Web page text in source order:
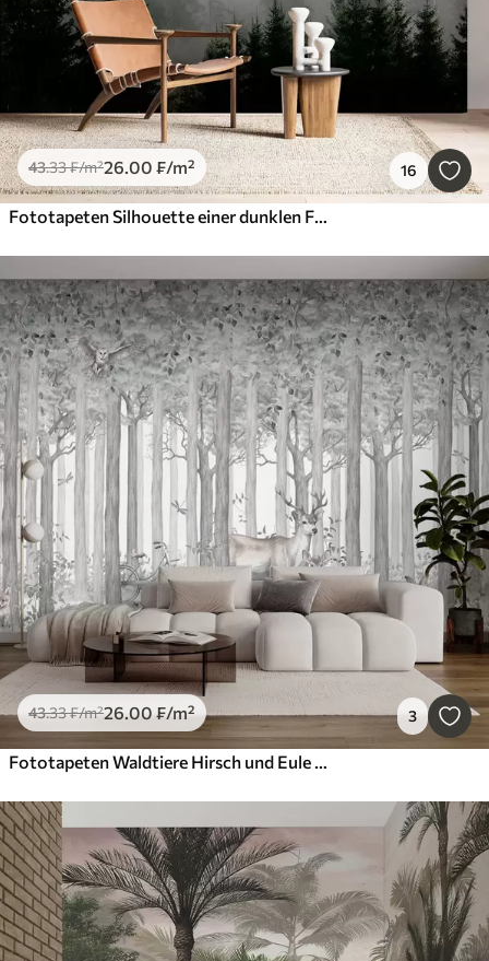
43.33₣/m²26.00 ₣/m² 16
Fototapeten Silhouette einer dunklen Fichte, umgeben von Nebel
43.33₣/m²26.00 ₣/m² 3
Fototapeten Waldtiere Hirsch und Eule in Grau